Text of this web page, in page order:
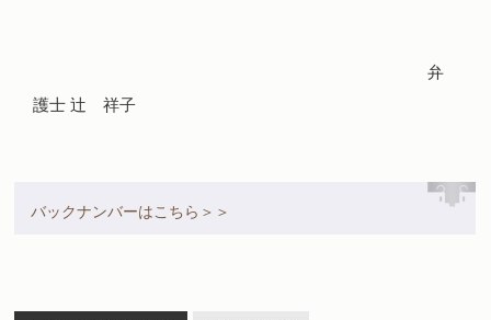
弁
護士 辻 祥子
バックナンバーはこちら＞＞